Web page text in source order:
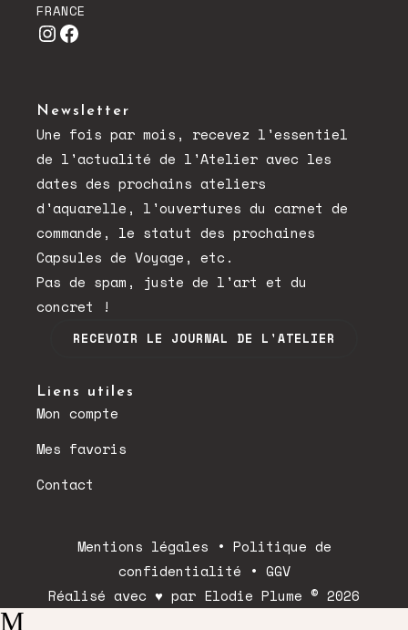
FRANCE
Instagram Facebook
Newsletter
Une fois par mois, recevez l'essentiel
de l'actualité de l'Atelier avec les
dates des prochains ateliers
d'aquarelle, l'ouvertures du carnet de
commande, le statut des prochaines
Capsules de Voyage, etc.
Pas de spam, juste de l'art et du
concret !
RECEVOIR LE JOURNAL DE L'ATELIER
Liens utiles
Mon compte
Mes favoris
Contact
Mentions légales • Politique de
confidentialité • GGV
Réalisé avec ♥ par Elodie Plume © 2026